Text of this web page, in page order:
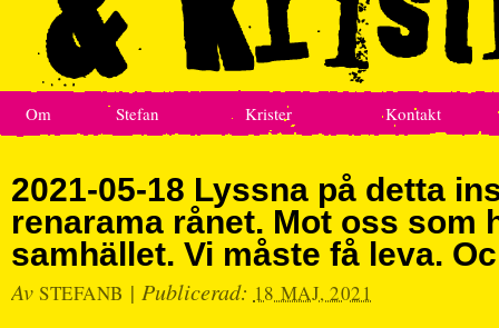
Om Stefan Krister Kontakt
2021-05-18 Lyssna på detta
renarama rånet. Mot oss som
samhället. Vi måste få leva.
Av STEFANB | Publicerad: 18 MAJ, 2021